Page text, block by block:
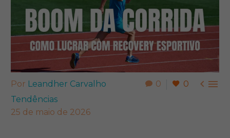
0 0  
Por Leandher Carvalho
Tendências
25 de maio de 2026